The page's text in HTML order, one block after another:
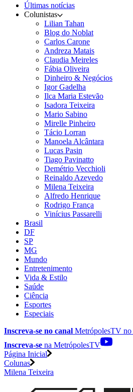
Últimas notícias
Colunistas
Lilian Tahan
Blog do Noblat
Carlos Carone
Andreza Matais
Claudia Meireles
Fábia Oliveira
Dinheiro & Negócios
Igor Gadelha
Ilca Maria Estevão
Isadora Teixeira
Mario Sabino
Mirelle Pinheiro
Tácio Lorran
Manoela Alcântara
Lucas Pasin
Tiago Pavinatto
Demétrio Vecchioli
Reinaldo Azevedo
Milena Teixeira
Alfredo Henrique
Rodrigo França
Vinícius Passarelli
Brasil
DF
SP
MG
Mundo
Entretenimento
Vida & Estilo
Saúde
Ciência
Esportes
Especiais
Inscreva-se no canal MetrópolesTV no
Inscreva-se na MetrópolesTV
Página Inicial
Colunas
Milena Teixeira